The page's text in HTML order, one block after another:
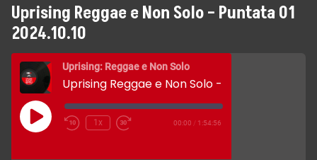
Home
Noi
Storia, Mission e Vision
Uprising Reggae e Non Solo – Puntata 01
2024.10.10
Uprising: Reggae e Non Solo
Play
Episode
1x 00:00 / 1:54:56